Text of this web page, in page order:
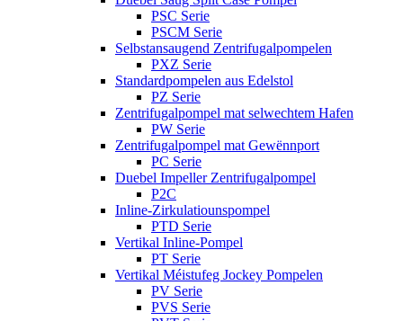
PSC Serie
PSCM Serie
Selbstansaugend Zentrifugalpompelen
PXZ Serie
Standardpompelen aus Edelstol
PZ Serie
Zentrifugalpompel mat selwechtem Hafen
PW Serie
Zentrifugalpompel mat Gewënnport
PC Serie
Duebel Impeller Zentrifugalpompel
P2C
Inline-Zirkulatiounspompel
PTD Serie
Vertikal Inline-Pompel
PT Serie
Vertikal Méistufeg Jockey Pompelen
PV Serie
PVS Serie